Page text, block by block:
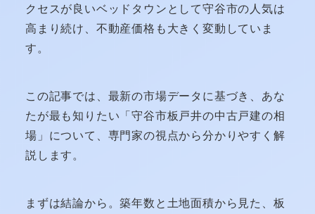
クセスが良いベッドタウンとして守谷市の人気は
高まり続け、不動産価格も大きく変動していま
す。
この記事では、最新の市場データに基づき、あな
たが最も知りたい「守谷市板戸井の中古戸建の相
場」について、専門家の視点から分かりやすく解
説します。
まずは結論から。築年数と土地面積から見た、板